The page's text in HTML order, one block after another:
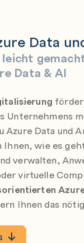
Data
Data & AI
Unternehmens
Azure Data und
Ihnen, wie es
verwalten,
virtuelle
Ihnen das